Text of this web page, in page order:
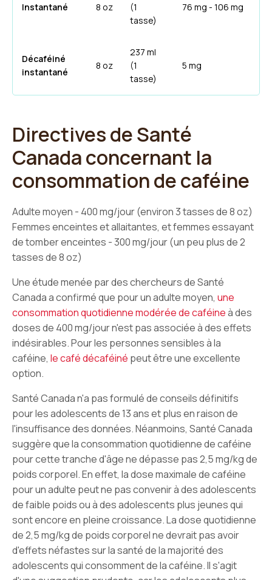
Instantané 8 oz
(1
tasse)
76 mg - 106 mg
Décaféiné
instantané
8 oz
237 ml
(1
tasse)
5 mg
Directives de Santé
Canada concernant la
consommation de caféine
Adulte moyen - 400 mg/jour (environ 3 tasses de 8 oz)
Femmes enceintes et allaitantes, et femmes essayant
de tomber enceintes - 300 mg/jour (un peu plus de 2
tasses de 8 oz)
Une étude menée par des chercheurs de Santé
Canada a confirmé que pour un adulte moyen, une
consommation quotidienne modérée de caféineà des
doses de 400 mg/jour n'est pas associée à des effets
indésirables. Pour les personnes sensibles à la
caféine, le café décaféiné peut être une excellente
option.
Santé Canada n'a pas formulé de conseils définitifs
pour les adolescents de 13 ans et plus en raison de
l'insuffisance des données. Néanmoins, Santé Canada
suggère que la consommation quotidienne de caféine
pour cette tranche d'âge ne dépasse pas 2,5 mg/kg de
poids corporel. En effet, la dose maximale de caféine
pour un adulte peut ne pas convenir à des adolescents
de faible poids ou à des adolescents plus jeunes qui
sont encore en pleine croissance. La dose quotidienne
de 2,5 mg/kg de poids corporel ne devrait pas avoir
d'effets néfastes sur la santé de la majorité des
adolescents qui consomment de la caféine. Il s'agit